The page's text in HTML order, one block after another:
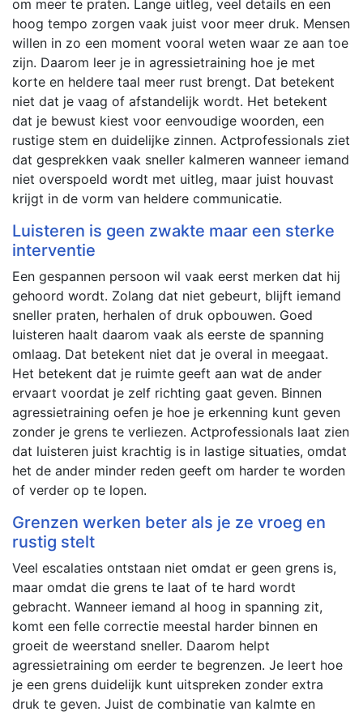
om meer te praten. Lange uitleg, veel details en een
hoog tempo zorgen vaak juist voor meer druk. Mensen
willen in zo een moment vooral weten waar ze aan toe
zijn. Daarom leer je in agressietraining hoe je met
korte en heldere taal meer rust brengt. Dat betekent
niet dat je vaag of afstandelijk wordt. Het betekent
dat je bewust kiest voor eenvoudige woorden, een
rustige stem en duidelijke zinnen. Actprofessionals ziet
dat gesprekken vaak sneller kalmeren wanneer iemand
niet overspoeld wordt met uitleg, maar juist houvast
krijgt in de vorm van heldere communicatie.
Luisteren is geen zwakte maar een sterke
interventie
Een gespannen persoon wil vaak eerst merken dat hij
gehoord wordt. Zolang dat niet gebeurt, blijft iemand
sneller praten, herhalen of druk opbouwen. Goed
luisteren haalt daarom vaak als eerste de spanning
omlaag. Dat betekent niet dat je overal in meegaat.
Het betekent dat je ruimte geeft aan wat de ander
ervaart voordat je zelf richting gaat geven. Binnen
agressietraining oefen je hoe je erkenning kunt geven
zonder je grens te verliezen. Actprofessionals laat zien
dat luisteren juist krachtig is in lastige situaties, omdat
het de ander minder reden geeft om harder te worden
of verder op te lopen.
Grenzen werken beter als je ze vroeg en
rustig stelt
Veel escalaties ontstaan niet omdat er geen grens is,
maar omdat die grens te laat of te hard wordt
gebracht. Wanneer iemand al hoog in spanning zit,
komt een felle correctie meestal harder binnen en
groeit de weerstand sneller. Daarom helpt
agressietraining om eerder te begrenzen. Je leert hoe
je een grens duidelijk kunt uitspreken zonder extra
druk te geven. Juist de combinatie van kalmte en